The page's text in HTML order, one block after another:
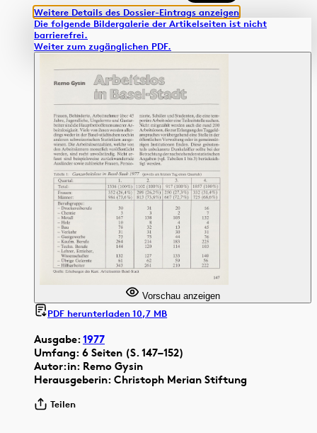
Weitere Details des Dossier-Eintrags anzeigen
Ausgabe:1977
Umfang: 6 Seiten (S. 147–152)
Autor:in: Remo Gysin
Herausgeberin: Christoph Merian Stiftung
Teilen
Die folgende Bildergalerie der Artikelseiten ist nicht
barrierefrei.
Weiter zum zugänglichen PDF.
Vorschau anzeigen
PDF herunterladen 10,7 MB